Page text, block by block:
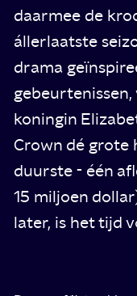
daarmee de
állerlaatste
drama
koningin
Crown dé grote
duurste - één
15 miljoen
later, is het tijd